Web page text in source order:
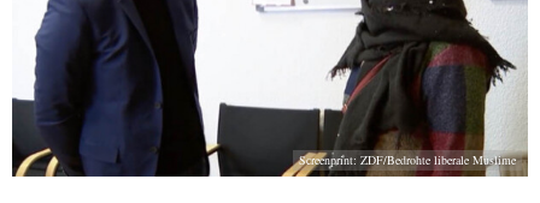
Screenprint: ZDF/Bedrohte liberale Muslime